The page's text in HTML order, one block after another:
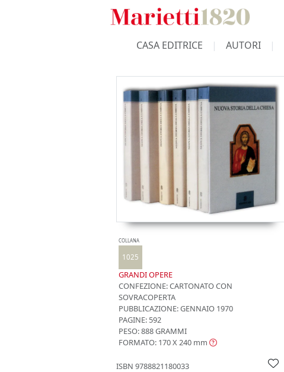
CASA EDITRICE AUTORI
COLLANA
1025
GRANDI OPERE
CONFEZIONE:CARTONATO CON
SOVRACOPERTA
PUBBLICAZIONE:GENNAIO 1970
PAGINE: 592
PESO: 888 GRAMMI
FORMATO: 170 X 240 mm
ISBN 9788821180033